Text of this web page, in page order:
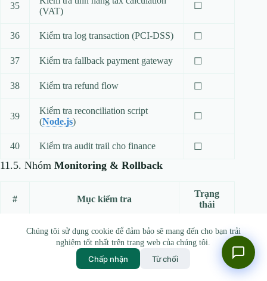
Chúng tôi sử dụng cookie để đảm bảo sẽ mang đến cho bạn trải
nghiệm tốt nhất trên trang web của chúng tôi.
Chấp nhận Từ chối
35
(VAT)
☐
36 Kiểm tra log transaction (PCI‑DSS) ☐
37 Kiểm tra fallback payment gateway ☐
38 Kiểm tra refund flow ☐
39
Kiểm tra reconciliation script
(Node.js)
☐
40 Kiểm tra audit trail cho finance ☐
11.5. Nhóm Monitoring & Rollback
# Mục kiểm tra
Trạng
thái
Alert khi error rate > 0.5 % ☐
Dashboard latency, error, traffic